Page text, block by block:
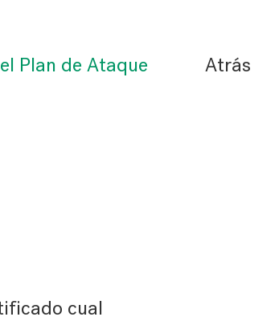
Plan de Ataque
Atrás
cual